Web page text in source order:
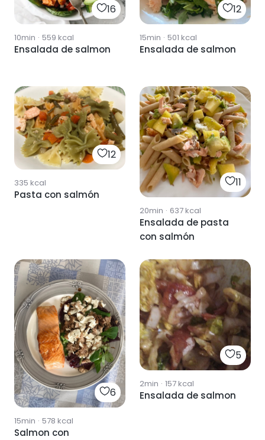
16
10min · 559 kcal
Ensalada de salmon
12
15min · 501 kcal
Ensalada de salmon
12
335 kcal
Pasta con salmón
11
20min · 637kcal
Ensalada de pasta
con salmón
6
15min · 578 kcal
Salmon con
5
2min · 157kcal
Ensalada de salmon